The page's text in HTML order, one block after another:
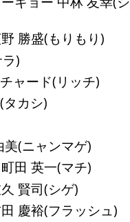
勝盛(もりもり)
)
ャード(リッチ)
タカシ)
(ニャンマゲ)
田 英一(マチ)
賢司(シゲ)
慶裕(フラッシュ)